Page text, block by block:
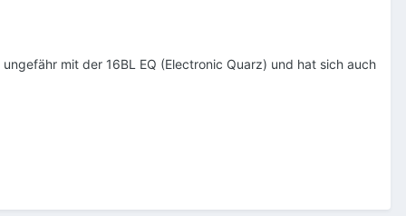
mit der 16BL EQ (Electronic Quarz) und hat sich auch